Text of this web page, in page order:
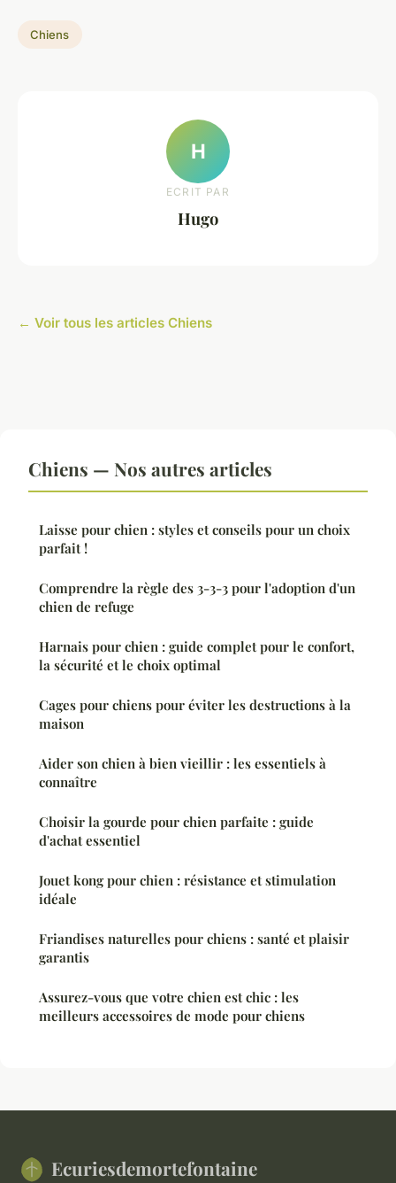
Chiens
H
ECRIT PAR
Hugo
← Voir tous les articles Chiens
Chiens — Nos autres articles
Laisse pour chien : styles et conseils pour un choix
parfait !
Comprendre la règle des 3-3-3 pour l'adoption d'un
chien de refuge
Harnais pour chien : guide complet pour le confort,
la sécurité et le choix optimal
Cages pour chiens pour éviter les destructions à la
maison
Aider son chien à bien vieillir : les essentiels à
connaître
Choisir la gourde pour chien parfaite : guide
d'achat essentiel
Jouet kong pour chien : résistance et stimulation
idéale
Friandises naturelles pour chiens : santé et plaisir
garantis
Assurez-vous que votre chien est chic : les
meilleurs accessoires de mode pour chiens
Ecuriesdemortefontaine